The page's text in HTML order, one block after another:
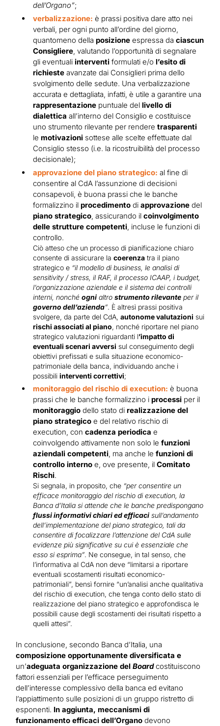
dell’Organo”;
verbalizzazione: è prassi positiva dare atto nei
verbali, per ogni punto all’ordine del giorno,
quantomeno della posizione espressa da ciascun
Consigliere, valutando l’opportunità di segnalare
gli eventuali interventi formulati e/o l’esito di
richieste avanzate dai Consiglieri prima dello
svolgimento delle sedute. Una verbalizzazione
accurata e dettagliata, infatti, è utile a garantire una
rappresentazione puntuale del livello di
dialettica all’interno del Consiglio e costituisce
uno strumento rilevante per rendere trasparenti
le motivazioni sottese alle scelte effettuate dal
Consiglio stesso (i.e. la ricostruibilità del processo
decisionale);
approvazione del piano strategico: al fine di
consentire al CdA l’assunzione di decisioni
consapevoli, è buona prassi che le banche
formalizzino il procedimento di approvazione del
piano strategico, assicurando il coinvolgimento
delle strutture competenti, incluse le funzioni di
controllo.
Ciò atteso che un processo di pianificazione chiaro
consente di assicurare la coerenza tra il piano
strategico e “il modello di business, le analisi di
sensitivity / stress, il RAF, il processo ICAAP, i budget,
l’organizzazione aziendale e il sistema dei controlli
interni, nonché ogni altro strumento rilevante per il
governo dell’azienda”. È altresì prassi positiva
svolgere, da parte del CdA, autonome valutazioni sui
rischi associati al piano, nonché riportare nel piano
strategico valutazioni riguardanti l’impatto di
eventuali scenari avversi sul conseguimento degli
obiettivi prefissati e sulla situazione economico-
patrimoniale della banca, individuando anche i
possibili interventi correttivi;
monitoraggio del rischio di execution: è buona
prassi che le banche formalizzino i processi per il
monitoraggio dello stato di realizzazione del
piano strategico e del relativo rischio di
execution, con cadenza periodica e
coinvolgendo attivamente non solo le funzioni
aziendali competenti, ma anche le funzioni di
controllo interno e, ove presente, il Comitato
Rischi.
Si segnala, in proposito, che “per consentire un
efficace monitoraggio del rischio di execution, la
Banca d’Italia si attende che le banche predispongano
flussi informativi chiari ed efficaci sull’andamento
dell’implementazione del piano strategico, tali da
consentire di focalizzare l’attenzione del CdA sulle
evidenze più significative su cui è essenziale che
esso si esprima”. Ne consegue, in tal senso, che
l’informativa al CdA non deve “limitarsi a riportare
eventuali scostamenti risultati economico-
patrimoniali”, bensì fornire “un’analisi anche qualitativa
del rischio di execution, che tenga conto dello stato di
realizzazione del piano strategico e approfondisca le
possibili cause degli scostamenti dei risultati rispetto a
quelli attesi”.
In conclusione, secondo Banca d’Italia, una
composizione opportunamente diversificata e
un’adeguata organizzazione del Boardcostituiscono
fattori essenziali per l’efficace perseguimento
dell’interesse complessivo della banca ed evitano
l’appiattimento sulle posizioni di un gruppo ristretto di
esponenti. In aggiunta, meccanismi di
funzionamento efficaci dell’Organo devono